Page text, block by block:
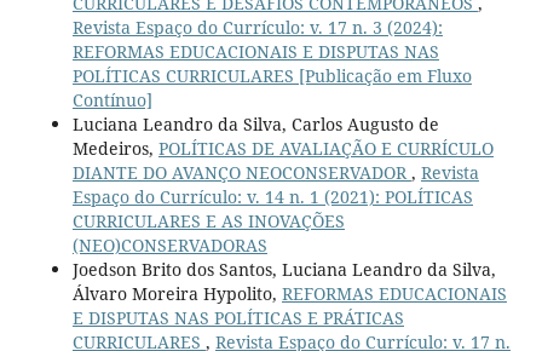
Revista Espaço do Currículo: v. 17 n. 3 (2024):
REFORMAS EDUCACIONAIS E DISPUTAS NAS
POLÍTICAS CURRICULARES [Publicação em Fluxo
Contínuo]
Luciana Leandro da Silva, Carlos Augusto de
Medeiros, POLÍTICAS DE AVALIAÇÃO E CURRÍCULO
DIANTE DO AVANÇO NEOCONSERVADOR, Revista
Espaço do Currículo: v. 14 n. 1 (2021): POLÍTICAS
CURRICULARES E AS INOVAÇÕES
(NEO)CONSERVADORAS
Joedson Brito dos Santos, Luciana Leandro da Silva,
Álvaro Moreira Hypolito, REFORMAS EDUCACIONAIS
E DISPUTAS NAS POLÍTICAS E PRÁTICAS
CURRICULARES , Revista Espaço do Currículo: v. 17 n.